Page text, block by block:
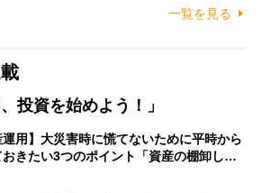
一覧を見る
投資を始めよう！」
運用】大災害時に慌てないために平時から
おきたい3つのポイント「資産の棚卸し…